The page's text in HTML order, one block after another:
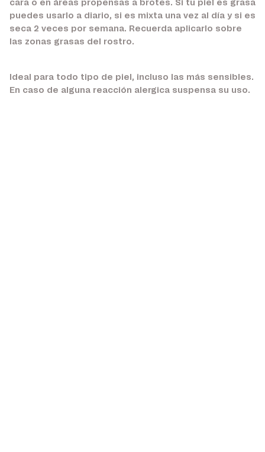
cara o en áreas propensas a brotes. Si tu piel es grasa
puedes usarlo a diario, si es mixta una vez al día y si es
seca 2 veces por semana. Recuerda aplicarlo sobre
las zonas grasas del rostro.
Ideal para todo tipo de piel, incluso las más sensibles.
En caso de alguna reacción alergica suspensa su uso.